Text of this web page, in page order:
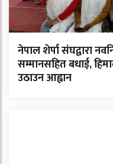
नेपाल शेर्पा संघद्वारा
सम्मानसहित बधाई,
उठाउन आह्वान